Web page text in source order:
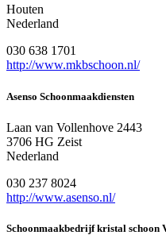
Houten
Nederland
030 638 1701
http://www.mkbschoon.nl/
Asenso Schoonmaakdiensten
Laan van Vollenhove 2443
3706 HG Zeist
Nederland
030 237 8024
http://www.asenso.nl/
Schoonmaakbedrijf kristal schoon